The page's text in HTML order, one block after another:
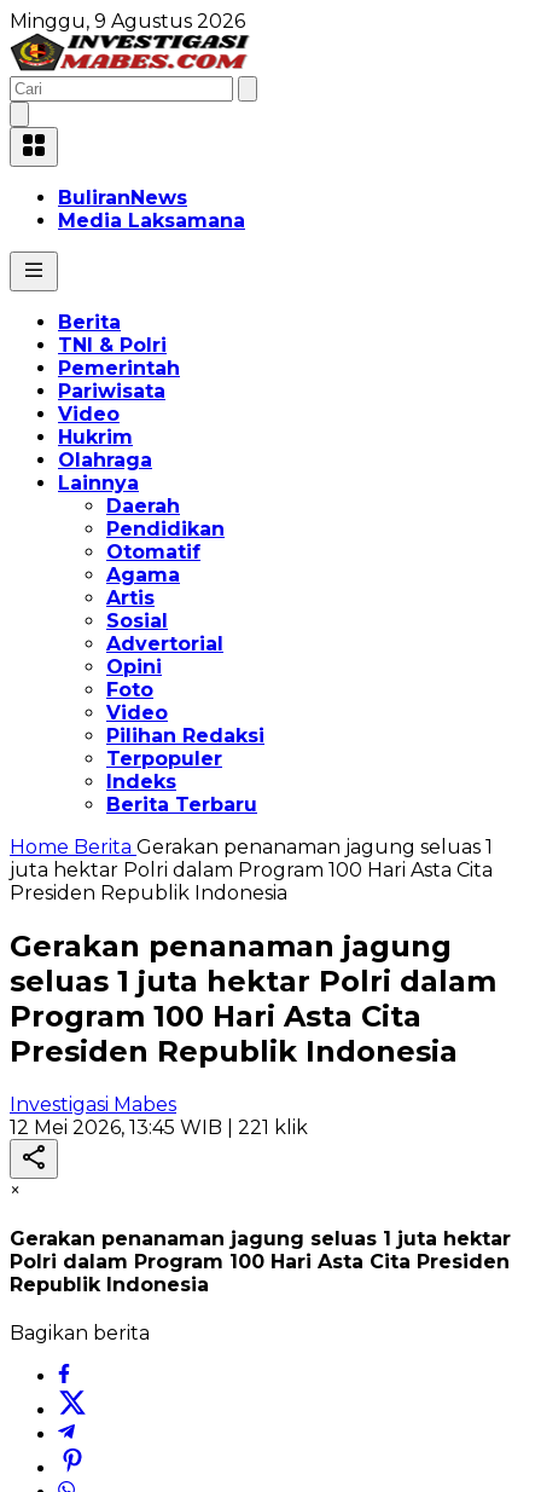
Minggu, 9 Agustus 2026
BuliranNews
Media Laksamana
Berita
TNI & Polri
Pemerintah
Pariwisata
Video
Hukrim
Olahraga
Lainnya
Daerah
Pendidikan
Otomatif
Agama
Artis
Sosial
Advertorial
Opini
Foto
Video
Pilihan Redaksi
Terpopuler
Indeks
Berita Terbaru
Home Berita Gerakan penanaman jagung seluas 1
juta hektar Polri dalam Program 100 Hari Asta Cita
Presiden Republik Indonesia
Gerakan penanaman jagung
seluas 1 juta hektar Polri dalam
Program 100 Hari Asta Cita
Presiden Republik Indonesia
Investigasi Mabes
12 Mei 2026, 13:45 WIB | 221 klik
×
Gerakan penanaman jagung seluas 1 juta hektar
Polri dalam Program 100 Hari Asta Cita Presiden
Republik Indonesia
Bagikan berita